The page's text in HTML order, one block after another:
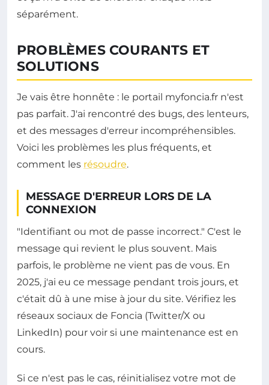
séparément.
PROBLÈMES COURANTS ET
SOLUTIONS
Je vais être honnête : le portail myfoncia.fr n'est
pas parfait. J'ai rencontré des bugs, des lenteurs,
et des messages d'erreur incompréhensibles.
Voici les problèmes les plus fréquents, et
comment les résoudre.
MESSAGE D'ERREUR LORS DE LA
CONNEXION
"Identifiant ou mot de passe incorrect." C'est le
message qui revient le plus souvent. Mais
parfois, le problème ne vient pas de vous. En
2025, j'ai eu ce message pendant trois jours, et
c'était dû à une mise à jour du site. Vérifiez les
réseaux sociaux de Foncia (Twitter/X ou
LinkedIn) pour voir si une maintenance est en
cours.
Si ce n'est pas le cas, réinitialisez votre mot de